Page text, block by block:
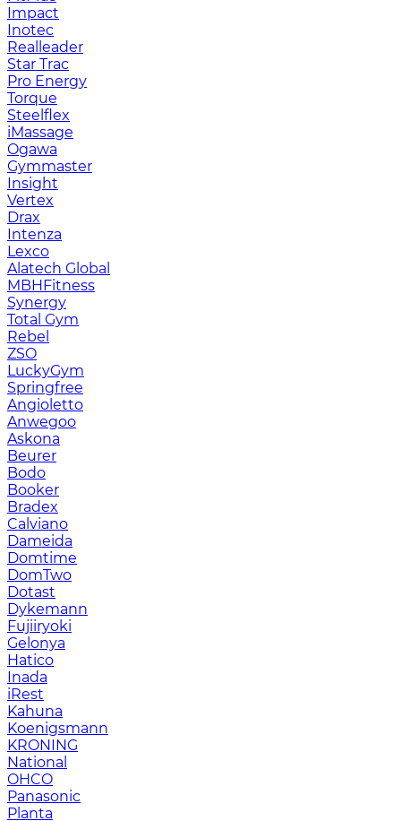
Impact
Inotec
Realleader
Star Trac
Pro Energy
Torque
Steelflex
iMassage
Ogawa
Gymmaster
Insight
Vertex
Drax
Intenza
Lexco
Alatech Global
MBHFitness
Synergy
Total Gym
Rebel
ZSO
LuckyGym
Springfree
Angioletto
Anwegoo
Askona
Beurer
Bodo
Booker
Bradex
Calviano
Dameida
Domtime
DomTwo
Dotast
Dykemann
Fujiiryoki
Gelonya
Hatico
Inada
iRest
Kahuna
Koenigsmann
KRONING
National
OHCO
Panasonic
Planta